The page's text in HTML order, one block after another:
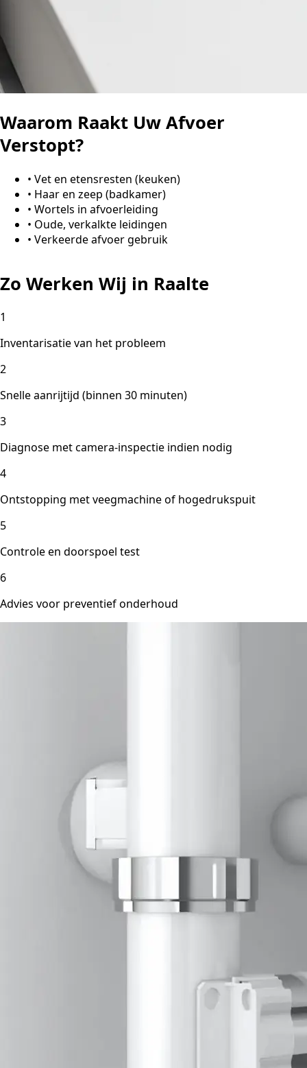
Waarom Raakt Uw Afvoer
Verstopt?
• Vet en etensresten (keuken)
• Haar en zeep (badkamer)
• Wortels in afvoerleiding
• Oude, verkalkte leidingen
• Verkeerde afvoer gebruik
Zo Werken Wij in Raalte
1
Inventarisatie van het probleem
2
Snelle aanrijtijd (binnen 30 minuten)
3
Diagnose met camera-inspectie indien nodig
4
Ontstopping met veegmachine of hogedrukspuit
5
Controle en doorspoel test
6
Advies voor preventief onderhoud